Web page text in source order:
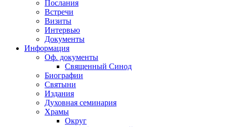
Послания
Встречи
Визиты
Интервью
Документы
Информация
Оф. документы
Священный Синод
Биографии
Святыни
Издания
Духовная семинария
Храмы
Округ